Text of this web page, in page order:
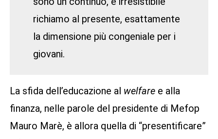
richiamo al presente, esattamente
la dimensione più congeniale per i
giovani.
La sfida dell’educazione al welfare e alla
finanza, nelle parole del presidente di Mefop
Mauro Marè, è allora quella di “presentificare”